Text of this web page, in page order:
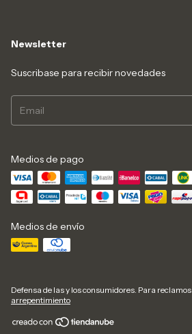
Newsletter
Suscribase para recibir novedades
Medios de pago
Medios de envío
Defensa de las y los consumidores. Para reclamos
arrepentimiento